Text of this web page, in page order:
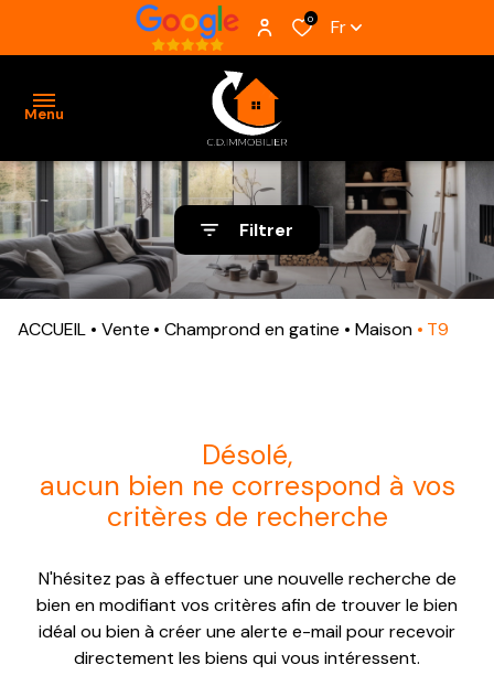
0 Fr
Menu
ACCUEIL
VENTES
BIENS
VENDUS
CONTACT
Filtrer
ACCUEIL Vente Champrond en gatine Maison T9
désolé,
aucun bien ne correspond à vos
critères de recherche
N'hésitez pas à effectuer une nouvelle recherche de
bien en modifiant vos critères afin de trouver le bien
idéal ou bien à créer une alerte e-mail pour recevoir
directement les biens qui vous intéressent.